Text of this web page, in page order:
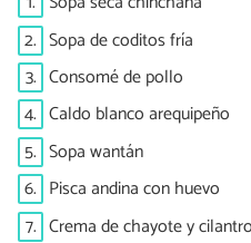
2. Sopa de coditos fría
3. Consomé de pollo
4. Caldo blanco arequipeño
5. Sopa wantán
6. Pisca andina con huevo
7. Crema de chayote y cilantro